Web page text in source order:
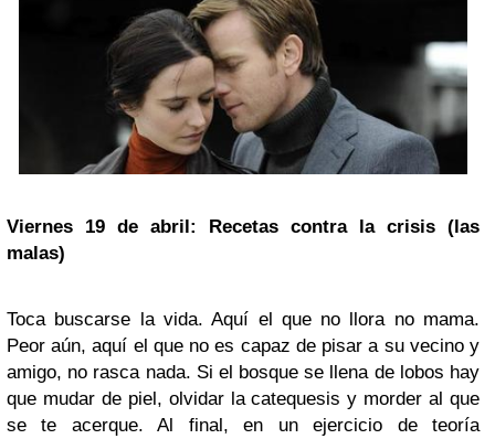
Viernes 19 de abril: Recetas contra la crisis (las
malas)
Toca buscarse la vida. Aquí el que no llora no mama.
Peor aún, aquí el que no es capaz de pisar a su vecino y
amigo, no rasca nada. Si el bosque se llena de lobos hay
que mudar de piel, olvidar la catequesis y morder al que
se te acerque. Al final, en un ejercicio de teoría